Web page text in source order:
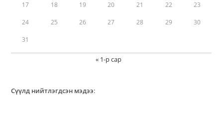
17 18 19 20 21 22 23
24 25 26 27 28 29 30
31
« 1-р сар
Сүүлд нийтлэгдсэн мэдээ: